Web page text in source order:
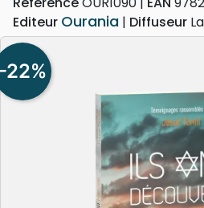
Editeur Ourania Diffuseur
22%